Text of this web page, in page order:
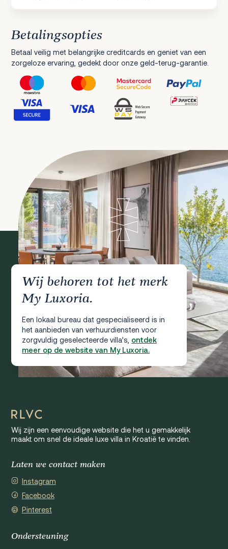
Betalingsopties
Betaal veilig met belangrijke creditcards en geniet van een
zorgeloze ervaring, gedekt door onze geld-terug-garantie.
Wij behoren tot het merk
My Luxoria.
Een lokaal bureau dat gespecialiseerd is in
het aanbieden van verhuurdiensten voor
zorgvuldig geselecteerde villa’s, ontdek
meer op de website van My Luxoria.
Wij zijn een eenvoudige website die het u gemakkelijk
maakt om snel de ideale luxe villa in Kroatië te vinden.
Laten we contact maken
Instagram
Facebook
Pinterest
Ondersteuning